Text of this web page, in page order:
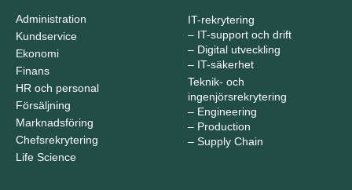
Administration
Kundservice
Ekonomi
Finans
HR och personal
Försäljning
Marknadsföring
Chefsrekrytering
Life Science
IT-rekrytering
– IT-support och drift
– Digital utveckling
– IT-säkerhet
Teknik- och
ingenjörsrekrytering
– Engineering
– Production
– Supply Chain